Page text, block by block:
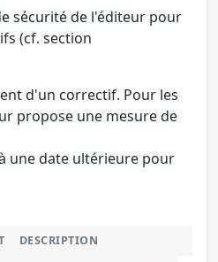
sécurité de l'éditeur pour
(cf. section
d'un correctif. Pour les
propose une mesure de
une date ultérieure pour
DESCRIPTION